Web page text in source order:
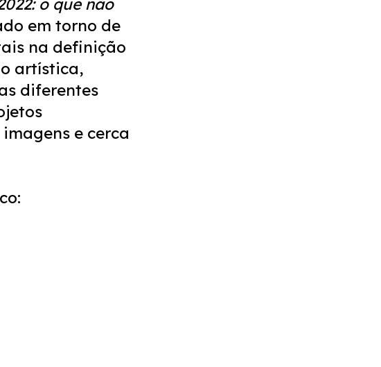
em torno de
na definição
artística,
diferentes
e cerca